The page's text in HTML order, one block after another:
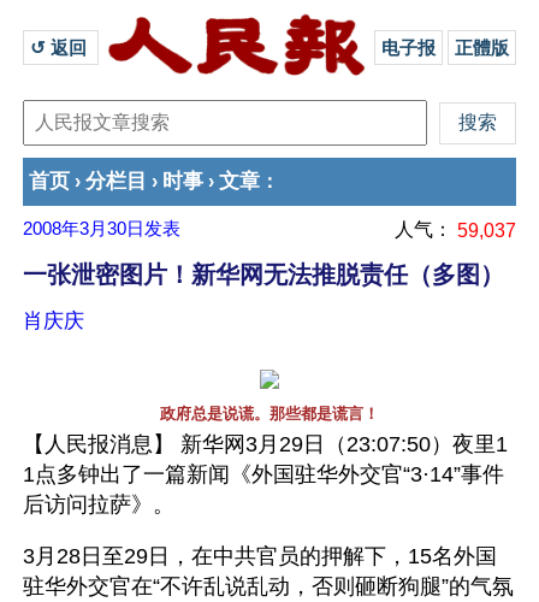
↺ 返回 电子报 正體版
首页 › 分栏目 › 时事 › 文章 ：
2008年3月30日 发表 人气： 59,037
一张泄密图片！新华网无法推脱责任（多图）
肖庆庆
政府总是说谎。那些都是谎言！
【人民报消息】 新华网3月29日（23:07:50）夜里1
1点多钟出了一篇新闻《外国驻华外交官“3·14”事件
后访问拉萨》。
3月28日至29日，在中共官员的押解下，15名外国
驻华外交官在“不许乱说乱动，否则砸断狗腿”的气氛